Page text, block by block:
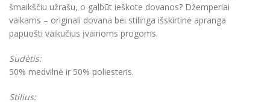
šmaikščiu užrašu, o galbūt ieškote dovanos? Džemperiai
vaikams – originali dovana bei stilinga išskirtinė apranga
papuošti vaikučius įvairioms progoms.
Sudėtis:
50% medvilnė ir 50% poliesteris.
Stilius: